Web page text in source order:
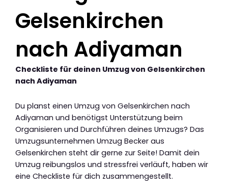
Gelsenkirchen
nach Adiyaman
Checkliste für deinen Umzug von Gelsenkirchen
nach Adiyaman
Du planst einen Umzug von Gelsenkirchen nach
Adiyaman und benötigst Unterstützung beim
Organisieren und Durchführen deines Umzugs? Das
Umzugsunternehmen Umzug Becker aus
Gelsenkirchen steht dir gerne zur Seite! Damit dein
Umzug reibungslos und stressfrei verläuft, haben wir
eine Checkliste für dich zusammengestellt.